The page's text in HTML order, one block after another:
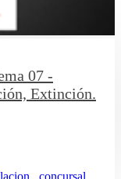
07 -
Extinción.
concursal